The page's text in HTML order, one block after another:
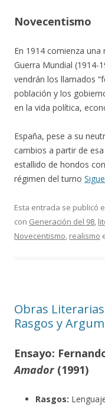
Novecentismo
En 1914 comienza
Guerra Mundial (1914-
vendrán los llamados
población y los
en la vida política,
España, pese a su
cambios a partir de
estallido de hondos
régimen del turno
Esta entrada se publicó
con Generación del 98,
Novecentismo, realismo
Obras
Rasgos y
Ensayo:
Amador (1991)
Rasgos: